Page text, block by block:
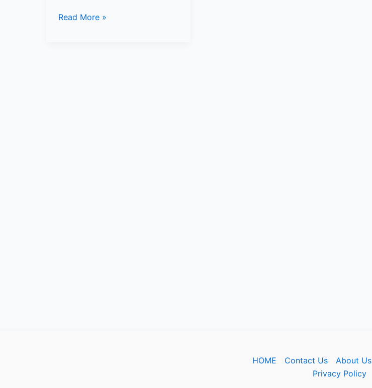
Top
Read More »
HOME Contact Us About Us
Privacy Policy